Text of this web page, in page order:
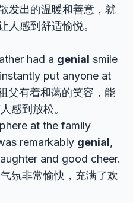
发出的温暖和善意，就
人感到舒适愉悦。
had a genial smile
put anyone at
父有着和蔼的笑容，能
感到放松。
at the family
remarkably genial,
and good cheer.
氛非常愉快，充满了欢